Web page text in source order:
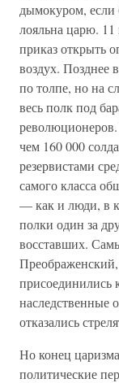
дымокуром, если
лояльна царю.
приказ открыть
воздух. Позднее
по толпе, но на
весь полк под
революционеров.
чем 160 000
резервистами
самого класса
— как и люди, в
полки один за
восставших.
присоединились
наследственные
отказались
Но конец
политические